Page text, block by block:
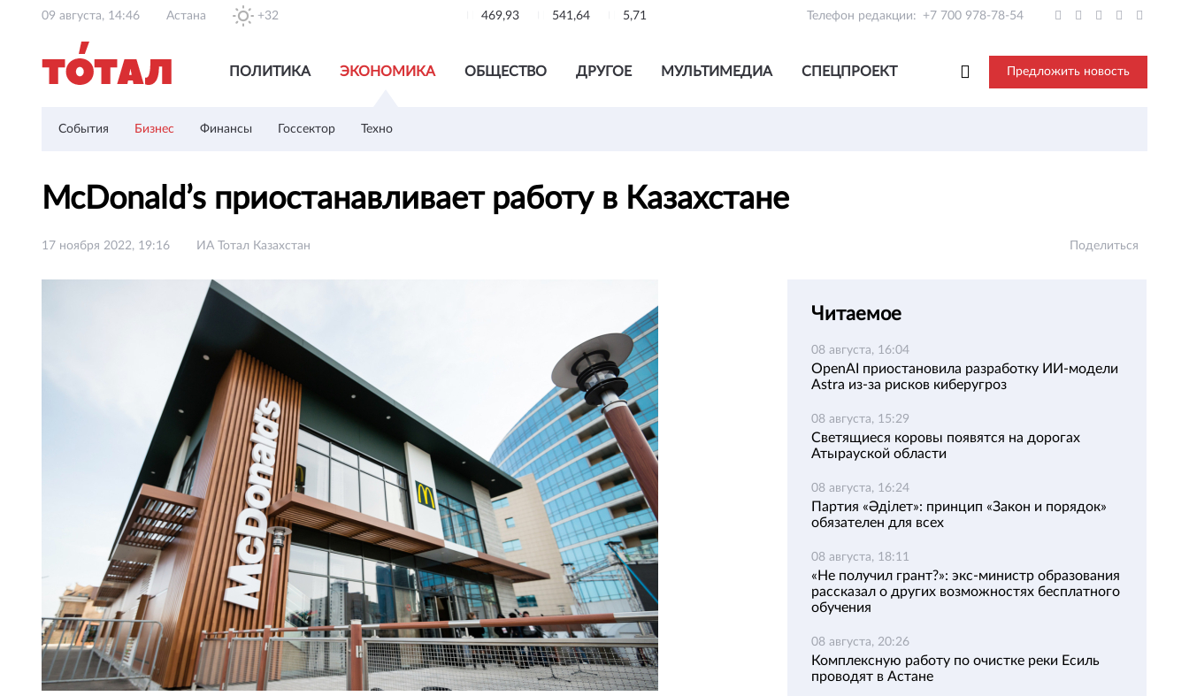
09 августа, 14:46 Астана +32 469,93 541,64 5,71 Телефон редакции: +7 700 978-78-54
ПОЛИТИКА ЭКОНОМИКА ОБЩЕСТВО ДРУГОЕ МУЛЬТИМЕДИА СПЕЦПРОЕКТ Предложить новость
События Бизнес Финансы Госсектор Техно
McDonald’s приостанавливает работу в Казахстане
17 ноября 2022, 19:16 ИА Тотал Казахстан Поделиться
Читаемое
08 августа, 16:04
OpenAI приостановила разработку ИИ-модели
Astra из-за рисков киберугроз
08 августа, 15:29
Светящиеся коровы появятся на дорогах
Атырауской области
08 августа, 16:24
Партия «Әділет»: принцип «Закон и порядок»
обязателен для всех
08 августа, 18:11
«Не получил грант?»: экс-министр образования
рассказал о других возможностях бесплатного
обучения
08 августа, 20:26
Комплексную работу по очистке реки Есиль
проводят в Астане